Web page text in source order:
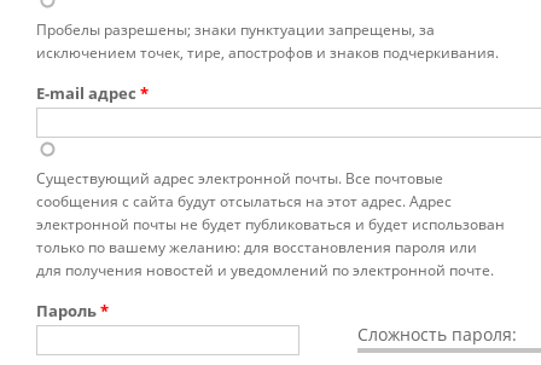
Пробелы разрешены; знаки пунктуации запрещены, за
исключением точек, тире, апострофов и знаков подчеркивания.
E-mail адрес *
Существующий адрес электронной почты. Все почтовые
сообщения с сайта будут отсылаться на этот адрес. Адрес
электронной почты не будет публиковаться и будет использован
только по вашему желанию: для восстановления пароля или
для получения новостей и уведомлений по электронной почте.
Сложность пароля:
Пароль*